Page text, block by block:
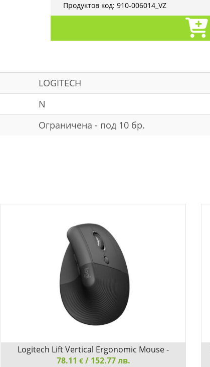
Продуктов код: 910-006014_VZ
LOGITECH
N
Ограничена - под 10 бр.
Logitech Lift Vertical Ergonomic Mouse -
GRAPHITE / BLACK - EMEA
78.11 €/ 152.77 лв.